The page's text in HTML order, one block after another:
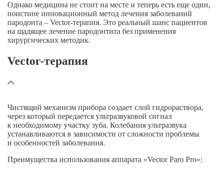
Однако медицина не стоит на месте и теперь есть еще один,
поистине инновационный метод лечения заболеваний
пародонта – Vector-терапия. Это реальный шанс пациентов
на щадящее лечение пародонтита без применения
хирургических методик.
Vector-терапия
Чистящий механизм прибора создает слой гидрораствора,
через который передается ультразвуковой сигнал
к необходимому участку зуба. Колебания ультразвука
устанавливаются в зависимости от сложности проблемы
и особенностей заболевания.
Преимущества использования аппарата «Vector Paro Pro»: